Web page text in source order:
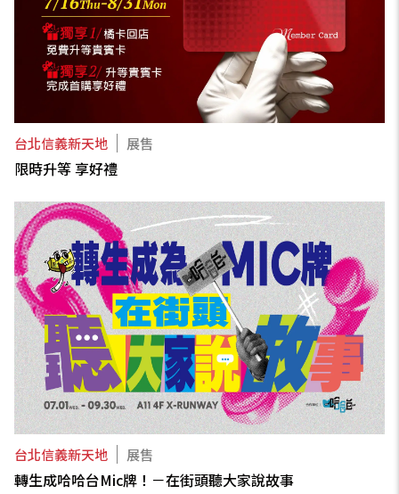
台北信義新天地 展售
限時升等 享好禮
台北信義新天地 展售
轉生成哈哈台Mic牌！－在街頭聽大家說故事